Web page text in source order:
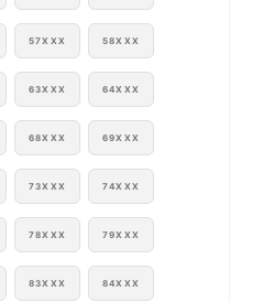
57XXX 58XXX
63XXX 64XXX
68XXX 69XXX
73XXX 74XXX
78XXX 79XXX
83XXX 84XXX